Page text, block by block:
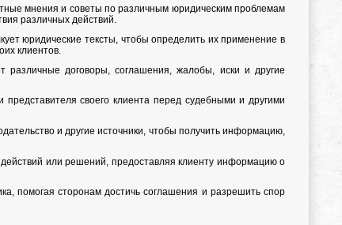
мнения и советы по различным юридическим проблемам
различных действий.
юридические тексты, чтобы определить их применение в
клиентов.
различные договоры, соглашения, жалобы, иски и другие
своего клиента перед судебными и другими
и другие источники, чтобы получить информацию,
или решений, предоставляя клиенту информацию о
помогая сторонам достичь соглашения и разрешить спор